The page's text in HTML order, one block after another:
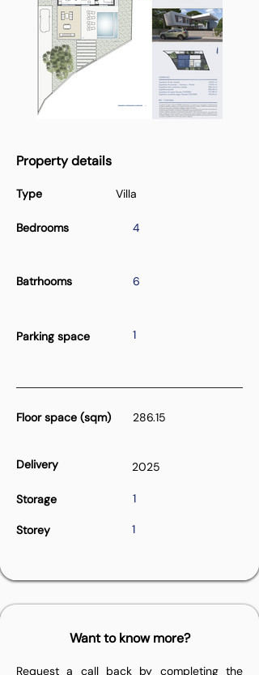
Property details
Type
Bedrooms
Villa
4
Batrhooms 6
Parking space 1
Floor space (sqm) 286.15
Delivery 2025
Storage 1
Storey 1
Want to know more?
Request a call back by completing the